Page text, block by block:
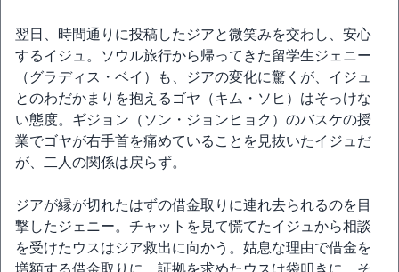
翌日、時間通りに投稿したジアと微笑みを交わし、安心
するイジュ。ソウル旅行から帰ってきた留学生ジェニー
（グラディス・ベイ）も、ジアの変化に驚くが、イジュ
とのわだかまりを抱えるゴヤ（キム・ソヒ）はそっけな
い態度。ギジョン（ソン・ジョンヒョク）のバスケの授
業でゴヤが右手首を痛めていることを見抜いたイジュだ
が、二人の関係は戻らず。
ジアが縁が切れたはずの借金取りに連れ去られるのを目
撃したジェニー。チャットを見て慌てたイジュから相談
を受けたウスはジア救出に向かう。姑息な理由で借金を
増額する借金取りに、証拠を求めたウスは袋叩きに。そ